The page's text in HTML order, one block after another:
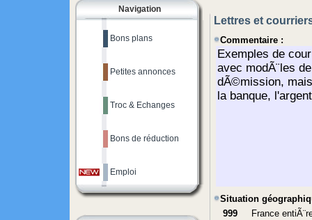
Navigation
Bons plans
Petites annonces
Troc & Echanges
Bons de réduction
Emploi
Lettres et
Commentaire :
Situation
999
France